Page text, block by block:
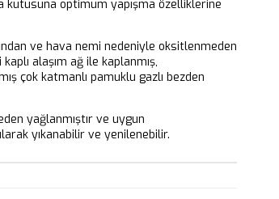
kutusuna optimum yapışma özelliklerine
ve hava nemi nedeniyle oksitlenmeden
alaşım ağ ile kaplanmış,
çok katmanlı pamuklu gazlı bezden
yağlanmıştır ve uygun
yıkanabilir ve yenilenebilir.